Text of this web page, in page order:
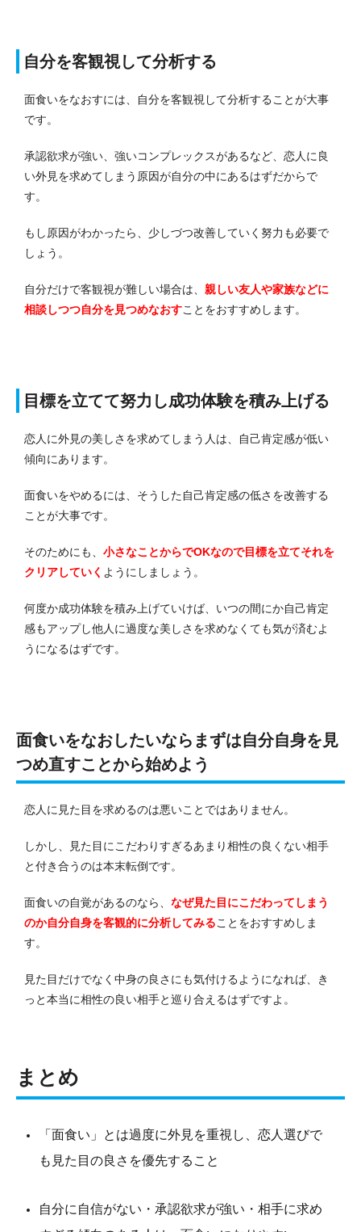
自分を客観視して分析する
面食いをなおすには、自分を客観視して分析することが大事
です。
承認欲求が強い、強いコンプレックスがあるなど、恋人に良
い外見を求めてしまう原因が自分の中にあるはずだからで
す。
もし原因がわかったら、少しづつ改善していく努力も必要で
しょう。
自分だけで客観視が難しい場合は、 親しい友人や家族などに
相談しつつ自分を見つめなおすことをおすすめします。
目標を立てて努力し成功体験を積み上げる
恋人に外見の美しさを求めてしまう人は、自己肯定感が低い
傾向にあります。
面食いをやめるには、そうした自己肯定感の低さを改善する
ことが大事です。
そのためにも、 小さなことからでOKなので目標を立てそれを
クリアしていく ようにしましょう。
何度か成功体験を積み上げていけば、いつの間にか自己肯定
感もアップし他人に過度な美しさを求めなくても気が済むよ
うになるはずです。
面食いをなおしたいならまずは自分自身を見
つめ直すことから始めよう
恋人に見た目を求めるのは悪いことではありません。
しかし、見た目にこだわりすぎるあまり相性の良くない相手
と付き合うのは本末転倒です。
面食いの自覚があるのなら、 なぜ見た目にこだわってしまう
のか自分自身を客観的に分析してみることをおすすめしま
す。
見た目だけでなく中身の良さにも気付けるようになれば、き
っと本当に相性の良い相手と巡り合えるはずですよ。
まとめ
「面食い」とは過度に外見を重視し、恋人選びで
も見た目の良さを優先すること
自分に自信がない・承認欲求が強い・相手に求め